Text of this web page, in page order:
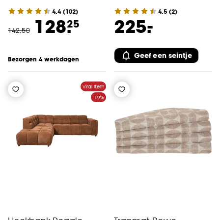
4.4(102)
142.50 128.25
Bezorgen 4 werkdagen
4.5 (2)
225.
-
Geef een seintje
Viral Item
-19%